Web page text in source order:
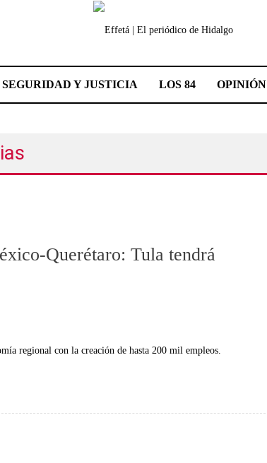
SEGURIDAD Y JUSTICIA LOS 84 OPINIÓN
Querétaro: Tula tendrá
regional con la creación de hasta 200 mil empleos.